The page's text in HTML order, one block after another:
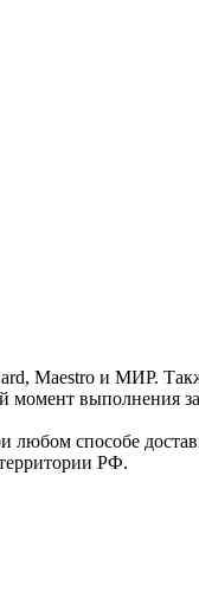
Maestro и МИР.
выполнения
способе
РФ.